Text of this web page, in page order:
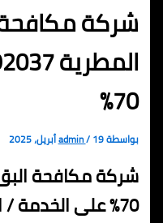
شركة
70%
بواسطة admin/19 أبريل، 2025
شركة مكافحة
70% على الخدمة / اتصل 01080892037